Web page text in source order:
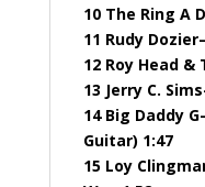
10 The Ring A
11 Rudy
12 Roy Head
13 Jerry C.
14 Big Daddy
Guitar) 1:47
15 Loy